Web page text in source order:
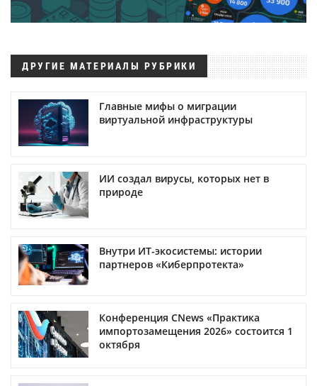
ДРУГИЕ МАТЕРИАЛЫ РУБРИКИ
Главные мифы о миграции
виртуальной инфраструктуры
ИИ создал вирусы, которых нет в
природе
Внутри ИТ-экосистемы: истории
партнеров «Киберпротекта»
Конференция CNews «Практика
импортозамещения 2026» состоится 1
октября